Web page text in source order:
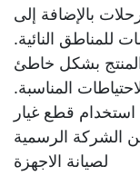
بالإضافة إلى
للمناطق النائية.
بشكل خاطئ
المناسبة.
قطع غيار
الشركة الرسمية
لصيانة الاجهزة